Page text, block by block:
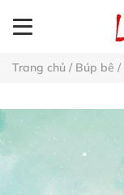
Trang chủ / Búp bê /